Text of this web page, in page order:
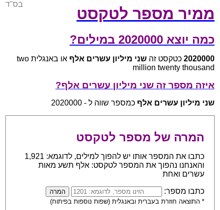
ממיר מספר לטקסט
בס"ד
כמה יוצא 2020000 במילים?
2020000 כטקסט זהשני מיליון עשרים אלף
או באנגלית two
million twenty thousand
איזה מספר זה שני מיליון עשרים אלף?
שני מיליון עשרים אלף כמספר שווה ל - 2020000
המרה של מספר לטקסט
כתבו את המספר אותו יש להפוך למילים, לדוגמא: 1,921
והאנחנו נהפוך את המספר לטקסט: אלף תשע מאות
עשרים ואחת
כתבו מספר:
* התוצאה חוזרת בעברית ובאנגלית (שפות נוספות בפיתוח)